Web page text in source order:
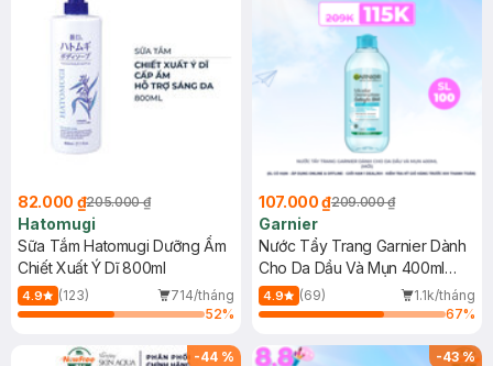
82.000 ₫205.000 ₫
Hatomugi
Sữa Tắm Hatomugi Dưỡng Ẩm
Chiết Xuất Ý Dĩ 800ml
4.9 (123)
714/tháng
52%
107.000 ₫209.000 ₫
Garnier
Nước Tẩy Trang Garnier Dành
Cho Da Dầu Và Mụn 400ml
(Mới)
4.9 (69)
1.1k/tháng
67%
-44 % -43%